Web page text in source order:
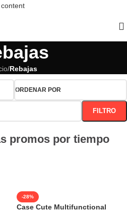
/Rebajas
ORDENAR POR
FILTRO
promos por tiempo
-28%
Case Cute Multifunctional